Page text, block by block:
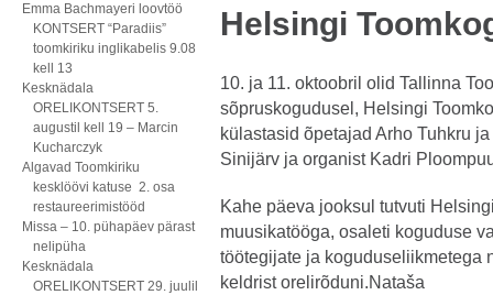
Emma Bachmayeri loovtöö
KONTSERT “Paradiis”
toomkiriku inglikabelis 9.08
kell 13
Kesknädala
ORELIKONTSERT 5.
augustil kell 19 – Marcin
Kucharczyk
Algavad Toomkiriku
kesklöövi katuse 2. osa
restaureerimistööd
Missa – 10. pühapäev pärast
nelipüha
Kesknädala
ORELIKONTSERT 29. juulil
Helsingi
10. ja 11. oktoobril olid Tallinna
sõpruskogudusel, Helsingi
külastasid õpetajad Arho Tuhkru
Sinijärv ja organist Kadri
Kahe päeva jooksul tutvuti
muusikatööga, osaleti koguduse
töötegijate ja koguduseliikmetega
keldrist orelirõduni.Nataša